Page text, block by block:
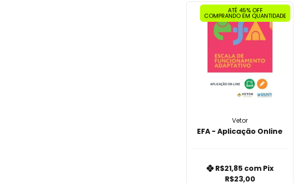
ATÉ 45% OFF
COMPRANDO EM QUANTIDADE
Vetor
EFA - Aplicação Online
R$23,00
R$21,85 com Pix